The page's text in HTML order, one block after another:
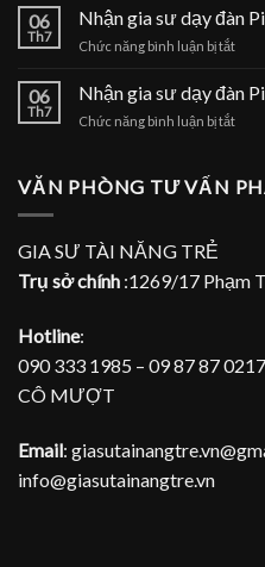
tạigia
sư
dạy
06
Th7
Nhận gia sư dạy đàn
Chức năng bình luận bị tắtở
gia
sư
dạy
tại
06
Th7
Nhận gia sư dạy đàn
Chức năng bình luận bị tắtở
sư
nhà
VĂN PHÒNG TƯ VẤN
GIA SƯ TÀI NĂNG TRẺ
Trụ sở chính :1269/17 Phạm
Hotline:
090 333 1985 – 09 87 87 0217
CÔ MƯỢT
Email:
info@giasutainangtre.vn